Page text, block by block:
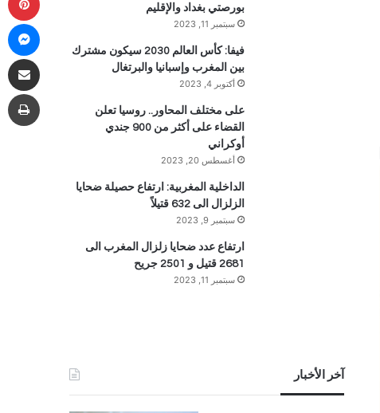
بورصتي بغداد والإقليم
سبتمبر 11, 2023
فيفا: كأس العالم 2030 سيكون مشترك
بين المغرب وإسبانيا والبرتغال
أكتوبر 4, 2023
على مختلف المحاور.. روسيا تعلن
القضاء على أكثر من 900 جندي
أوكراني
أغسطس 20, 2023
الداخلية المغربية: ارتفاع حصيلة ضحايا
الزلزال الى 632 قتيلاً
سبتمبر 9, 2023
ارتفاع عدد ضحايا زلزال المغرب الى
2681 قتيل و 2501 جريح
سبتمبر 11, 2023
آخر الأخبار